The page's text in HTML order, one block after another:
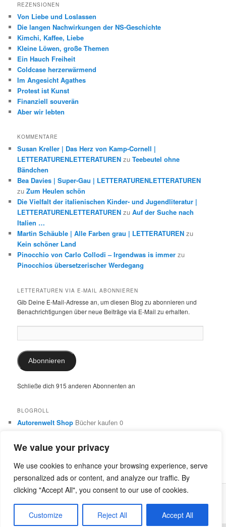
We value your privacy
We use cookies to enhance your browsing experience, serve
personalized ads or content, and analyze our traffic. By
clicking "Accept All", you consent to our use of cookies.
Customize Reject All Accept All
REZENSIONEN
Von Liebe und Loslassen
Die langen Nachwirkungen der NS-Geschichte
Kimchi, Kaffee, Liebe
Kleine Löwen, große Themen
Ein Hauch Freiheit
Coldcase herzerwärmend
Im Angesicht Agathes
Protest ist Kunst
Finanziell souverän
Aber wir lebten
KOMMENTARE
Susan Kreller | Das Herz von Kamp-Cornell |
LETTERATURENLETTERATUREN zuTeebeutel ohne
Bändchen
Bea Davies | Super-Gau | LETTERATURENLETTERATUREN
zuZum Heulen schön
Die Vielfalt der italienischen Kinder- und Jugendliteratur |
LETTERATURENLETTERATUREN zuAuf der Suche nach
Italien …
Martin Schäuble | Alle Farben grau | LETTERATUREN zu
Kein schöner Land
Pinocchio von Carlo Collodi – Irgendwas is immer zu
Pinocchios übersetzerischer Werdegang
LETTERATUREN VIA E-MAIL ABONNIEREN
Gib Deine E-Mail-Adresse an, um diesen Blog zu abonnieren und
Benachrichtigungen über neue Beiträge via E-Mail zu erhalten.
Mail-
Adresse:
Abonnieren
Schließe dich 915 anderen Abonnenten an
BLOGROLL
Autorenwelt Shop Bücher kaufen 0
0
Dr. Ulrike SchimmingÜbersetzungen aus dem Italienischen
und Englischen 0
Stolz präsentiert von WordPress